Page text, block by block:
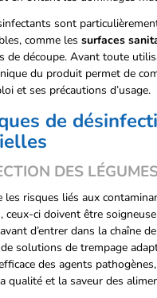
sont
comme les surfaces
de découpe. Avant toute
du produit permet de
et ses précautions d’usage.
de
DES
les risques liés aux
ceux-ci doivent être
d’entrer dans la chaîne
solutions de trempage
des agents
qualité et la saveur des